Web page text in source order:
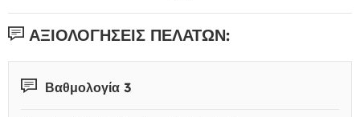
ΑΞΙΟΛΟΓΉΣΕΙΣ ΠΕΛΑΤΏΝ:
Βαθμολογία 3